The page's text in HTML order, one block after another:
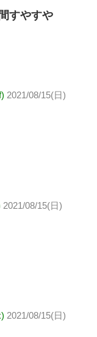
すやすや
2021/08/15(日)
2021/08/15(日)
2021/08/15(日)